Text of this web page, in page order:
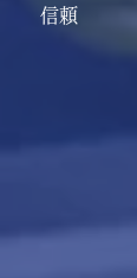
信頼